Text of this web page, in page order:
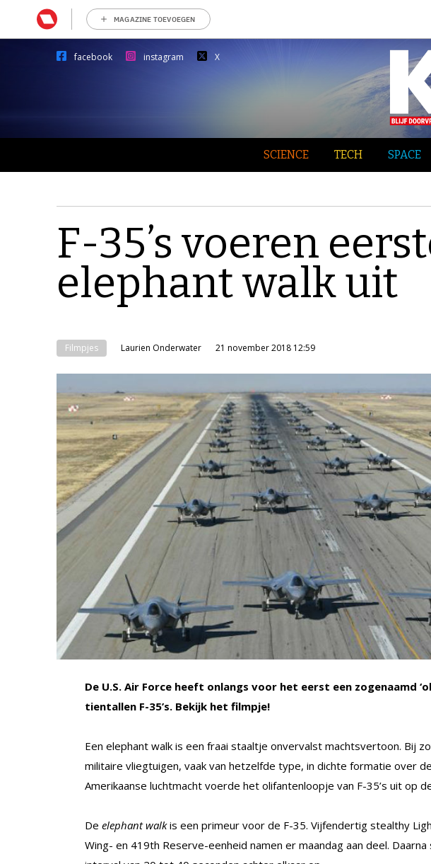
MAGAZINE TOEVOEGEN
facebook instagram X
SCIENCE TECH SPACE
F-35’s voeren
elephant walk uit
Filmpjes Laurien Onderwater 21 november 2018 12:59
De U.S. Air Force heeft onlangs voor het eerst een zogenaamd
tientallen F-35’s. Bekijk het filmpje!
Een elephant walk is een fraai staaltje onvervalst machtsvertoon. Bij
militaire vliegtuigen, vaak van hetzelfde type, in dichte formatie over
Amerikaanse luchtmacht voerde het olifantenloopje van F-35’s uit op
De elephant walkis een primeur voor de F-35. Vijfendertig stealthy
Wing- en 419th Reserve-eenheid namen er maandag aan deel.